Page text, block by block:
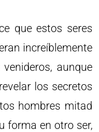
que estos seres
increíblemente
aunque
los secretos
hombres mitad
forma en otro ser,